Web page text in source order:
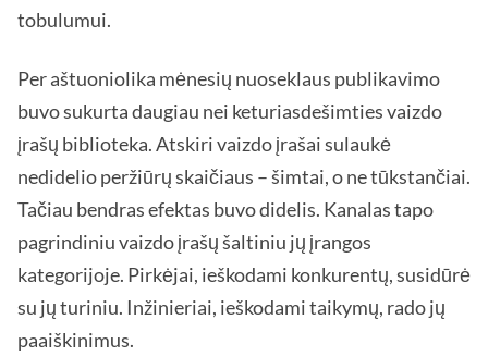
tobulumui.
Per aštuoniolika mėnesių nuoseklaus publikavimo
buvo sukurta daugiau nei keturiasdešimties vaizdo
įrašų biblioteka. Atskiri vaizdo įrašai sulaukė
nedidelio peržiūrų skaičiaus – šimtai, o ne tūkstančiai.
Tačiau bendras efektas buvo didelis. Kanalas tapo
pagrindiniu vaizdo įrašų šaltiniu jų įrangos
kategorijoje. Pirkėjai, ieškodami konkurentų, susidūrė
su jų turiniu. Inžinieriai, ieškodami taikymų, rado jų
paaiškinimus.